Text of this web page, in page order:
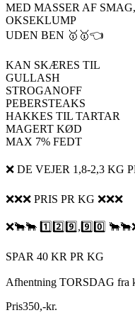
MED MASSER AF
OKSEKLUMP
UDEN BEN 🥇🥇👈
KAN SKÆRES TIL
GULLASH
STROGANOFF
PEBERSTEAKS
HAKKES TIL TARTAR
MAGERT KØD
MAX 7% FEDT
❌ DE VEJER 1,8-2,3 KG
❌❌❌ PRIS PR KG ❌❌❌
❌🐂🐂 1️⃣2️⃣9️⃣,9️⃣0️⃣
SPAR 40 KR PR KG
Afhentning TORSDAG fra
Pris350,-kr.